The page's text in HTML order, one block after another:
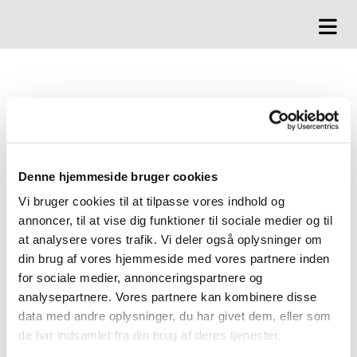
Denne hjemmeside bruger cookies
Vi bruger cookies til at tilpasse vores indhold og
annoncer, til at vise dig funktioner til sociale medier og til
at analysere vores trafik. Vi deler også oplysninger om
din brug af vores hjemmeside med vores partnere inden
for sociale medier, annonceringspartnere og
analysepartnere. Vores partnere kan kombinere disse
data med andre oplysninger, du har givet dem, eller som
de har indsamlet fra din brug af deres tjenester.
Til stede: Jørn Uz Ruby, Adel Saroori, Palle Dannemand, Torben
Kirkegaard, Søren Høg,, Uwe Beu
Afbud: Oluf Hamann, Irene Constantin, Calle Petersen.
DAGSORDEN
1) Godkendelse af referat fra bestyrelsesmøde 8. januar 2020 - Referat
godkendt.
2) Økonomi